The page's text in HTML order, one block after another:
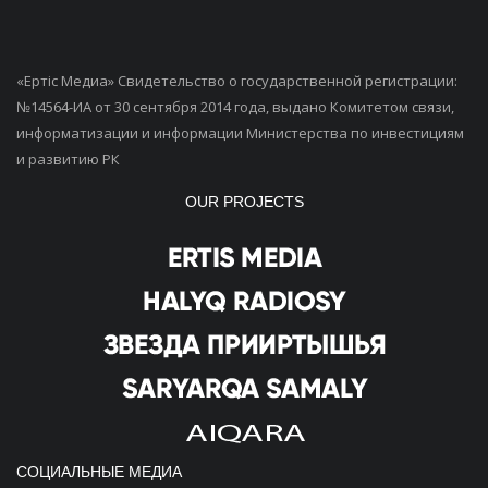
«Ертiс Медиа» Свидетельство о государственной регистрации:
№14564-ИА от 30 сентября 2014 года, выдано Комитетом связи,
информатизации и информации Министерства по инвестициям
и развитию РК
OUR PROJECTS
СОЦИАЛЬНЫЕ МЕДИА